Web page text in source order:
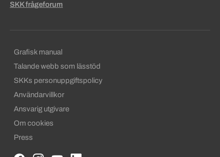
SKK frågeforum
Sekundära sidfotslänkar
Grafisk manual
Talande webb som lässtöd
SKKs personuppgiftspolicy
Användarvillkor
Ansvarig utgivare
Om cookies
Press